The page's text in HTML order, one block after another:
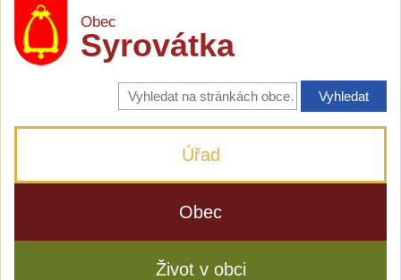
Obec
Syrovátka
Vyhledávání
na
stránkách
Úřad
Obec
Život v obci